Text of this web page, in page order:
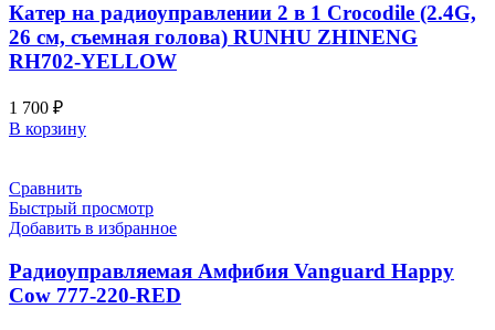
Катер на радиоуправлении 2 в 1 Crocodile (2.4G,
26 см, съемная голова) RUNHU ZHINENG
RH702-YELLOW
1 700 ₽
В корзину
Сравнить
Быстрый просмотр
Добавить в избранное
Радиоуправляемая Амфибия Vanguard Happy
Cow 777-220-RED